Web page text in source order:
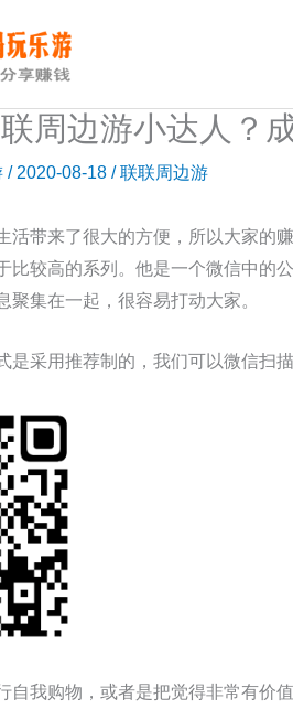
周边游小达人？
/ 2020-08-18 /联联周边游
活带来了很大的方便，所以大家的
比较高的系列。他是一个微信中的
聚集在一起，很容易打动大家。
是采用推荐制的，我们可以微信扫
自我购物，或者是把觉得非常有价